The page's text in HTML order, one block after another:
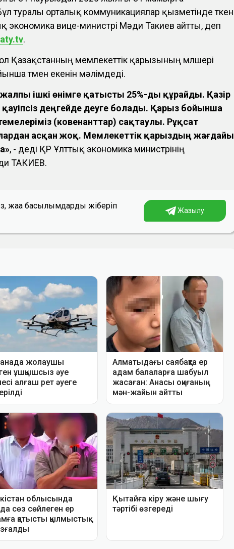
туралы орталық коммуникациялар қызметінде өткен
экономика вице-министрі Мәди Такиев айтты, деп
.
Қазақстанның мемлекеттік қарызының мөлшері
төмен екенін мәлімдеді.
жалпы ішкі өнімге қатысты 25%-ды құрайды. Қазір
деңгейде деуге болады. Қарыз бойынша
(ковенанттар) сақтаулы. Рұқсат
асқан жоқ. Мемлекеттік қарыздың жағдайы
, - деді ҚР Ұлттық экономика министрінің
ТАКИЕВ.
жаңа басылымдарды жіберіп
Жазылу